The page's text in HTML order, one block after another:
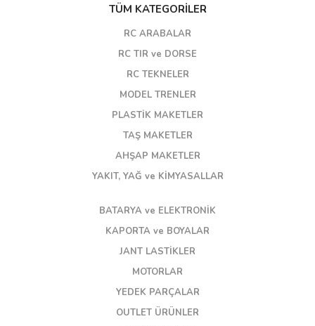
TÜM KATEGORİLER
RC ARABALAR
RC TIR ve DORSE
RC TEKNELER
MODEL TRENLER
PLASTİK MAKETLER
TAŞ MAKETLER
AHŞAP MAKETLER
YAKIT, YAĞ ve KİMYASALLAR
BATARYA ve ELEKTRONİK
KAPORTA ve BOYALAR
JANT LASTİKLER
MOTORLAR
YEDEK PARÇALAR
OUTLET ÜRÜNLER